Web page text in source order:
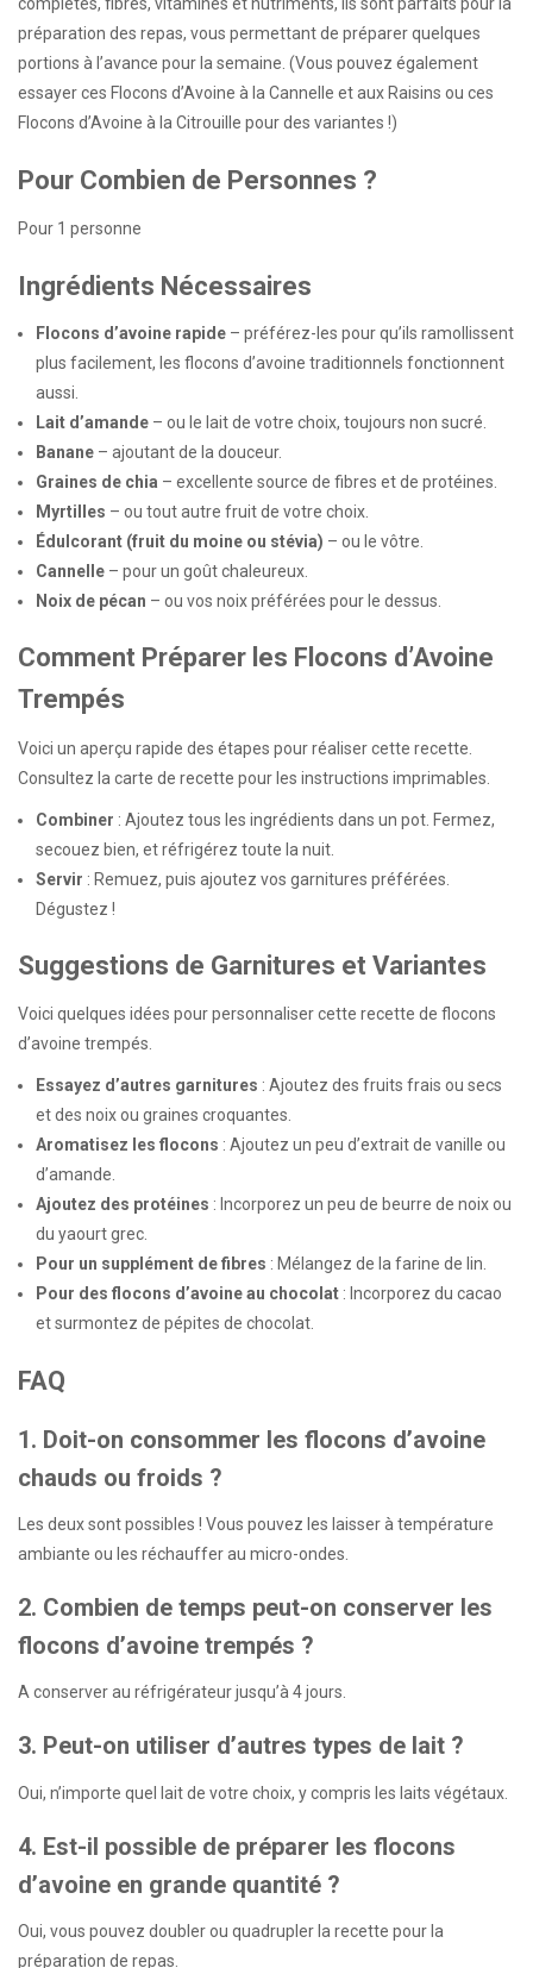
complètes, fibres, vitamines et nutriments, ils sont parfaits pour la
préparation des repas, vous permettant de préparer quelques
portions à l’avance pour la semaine. (Vous pouvez également
essayer ces Flocons d’Avoine à la Cannelle et aux Raisins ou ces
Flocons d’Avoine à la Citrouille pour des variantes !)
Pour Combien de Personnes ?
Pour 1 personne
Ingrédients Nécessaires
Flocons d’avoine rapide – préférez-les pour qu’ils ramollissent
plus facilement, les flocons d’avoine traditionnels fonctionnent
aussi.
Lait d’amande – ou le lait de votre choix, toujours non sucré.
Banane – ajoutant de la douceur.
Graines de chia – excellente source de fibres et de protéines.
Myrtilles – ou tout autre fruit de votre choix.
Édulcorant (fruit du moine ou stévia) – ou le vôtre.
Cannelle – pour un goût chaleureux.
Noix de pécan – ou vos noix préférées pour le dessus.
Comment Préparer les Flocons d’Avoine
Trempés
Voici un aperçu rapide des étapes pour réaliser cette recette.
Consultez la carte de recette pour les instructions imprimables.
Combiner : Ajoutez tous les ingrédients dans un pot. Fermez,
secouez bien, et réfrigérez toute la nuit.
Servir : Remuez, puis ajoutez vos garnitures préférées.
Dégustez !
Suggestions de Garnitures et Variantes
Voici quelques idées pour personnaliser cette recette de flocons
d’avoine trempés.
Essayez d’autres garnitures : Ajoutez des fruits frais ou secs
et des noix ou graines croquantes.
Aromatisez les flocons : Ajoutez un peu d’extrait de vanille ou
d’amande.
Ajoutez des protéines : Incorporez un peu de beurre de noix ou
du yaourt grec.
Pour un supplément de fibres : Mélangez de la farine de lin.
Pour des flocons d’avoine au chocolat : Incorporez du cacao
et surmontez de pépites de chocolat.
FAQ
1. Doit-on consommer les flocons d’avoine
chauds ou froids ?
Les deux sont possibles ! Vous pouvez les laisser à température
ambiante ou les réchauffer au micro-ondes.
2. Combien de temps peut-on conserver les
flocons d’avoine trempés ?
A conserver au réfrigérateur jusqu’à 4 jours.
3. Peut-on utiliser d’autres types de lait ?
Oui, n’importe quel lait de votre choix, y compris les laits végétaux.
4. Est-il possible de préparer les flocons
d’avoine en grande quantité ?
Oui, vous pouvez doubler ou quadrupler la recette pour la
préparation de repas.